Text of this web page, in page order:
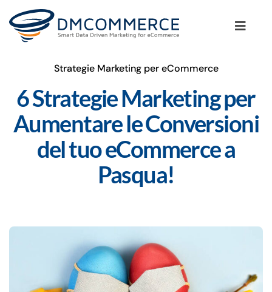
Salta
Toggle
La Metodologia
I Clienti
I Servizi per il tuo eCommerce
Il Blog
Strategie Marketing per eCommerce
6 Strategie Marketing per
Aumentare le Conversioni
del tuo eCommerce a
Pasqua!